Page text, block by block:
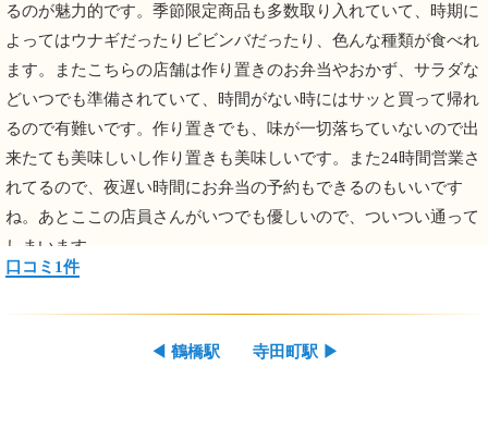
るのが魅力的です。季節限定商品も多数取り入れていて、時期に
よってはウナギだったりビビンバだったり、色んな種類が食べれ
ます。またこちらの店舗は作り置きのお弁当やおかず、サラダな
どいつでも準備されていて、時間がない時にはサッと買って帰れ
るので有難いです。作り置きでも、味が一切落ちていないので出
来たても美味しいし作り置きも美味しいです。また24時間営業さ
れてるので、夜遅い時間にお弁当の予約もできるのもいいです
ね。あとここの店員さんがいつでも優しいので、ついつい通って
しまいます。
口コミ1件
◀ 鶴橋駅 寺田町駅 ▶